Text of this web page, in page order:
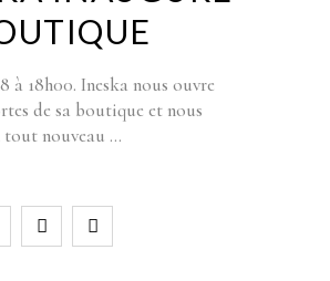
à 18h00. Ineska nous ouvre
de sa boutique et nous
tout nouveau